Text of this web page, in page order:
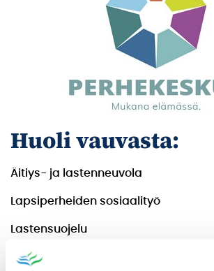
Huoli vauvasta:
Äitiys- ja lastenneuvola
Lapsiperheiden sosiaalityö
Lastensuojelu
Huoli alle